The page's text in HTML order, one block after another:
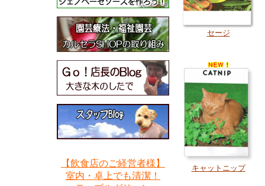
【飲食店のご経営者様】
室内・卓上でも清潔！
セージ
キャットニップ